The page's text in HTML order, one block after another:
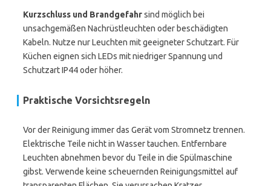
Kurzschluss und Brandgefahrsind möglich bei
unsachgemäßen Nachrüstleuchten oder beschädigten
Kabeln. Nutze nur Leuchten mit geeigneter Schutzart. Für
Küchen eignen sich LEDs mit niedriger Spannung und
Schutzart IP44 oder höher.
Praktische Vorsichtsregeln
Vor der Reinigung immer das Gerät vom Stromnetz trennen.
Elektrische Teile nicht in Wasser tauchen. Entfernbare
Leuchten abnehmen bevor du Teile in die Spülmaschine
gibst. Verwende keine scheuernden Reinigungsmittel auf